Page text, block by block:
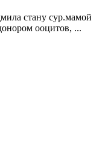
стану сур.мамой
ооцитов, ...